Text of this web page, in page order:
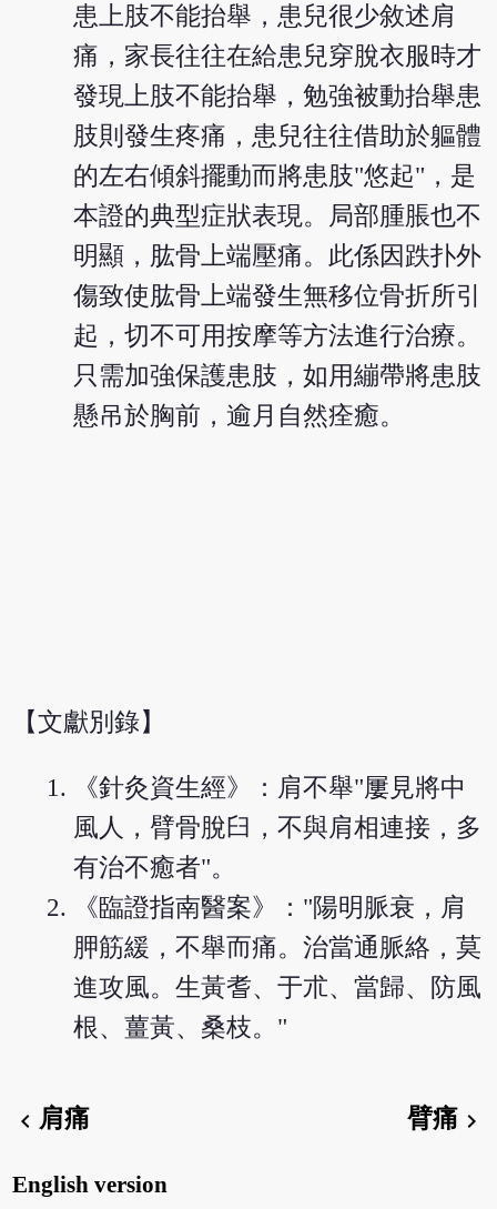
患上肢不能抬舉，患兒很少敘述肩
痛，家長往往在給患兒穿脫衣服時才
發現上肢不能抬舉，勉強被動抬舉患
肢則發生疼痛，患兒往往借助於軀體
的左右傾斜擺動而將患肢"悠起"，是
本證的典型症狀表現。局部腫脹也不
明顯，肱骨上端壓痛。此係因跌扑外
傷致使肱骨上端發生無移位骨折所引
起，切不可用按摩等方法進行治療。
只需加強保護患肢，如用繃帶將患肢
懸吊於胸前，逾月自然痊癒。
【文獻別錄】
《針灸資生經》：肩不舉"屢見將中
風人，臂骨脫臼，不與肩相連接，多
有治不癒者"。
《臨證指南醫案》："陽明脈衰，肩
胛筋緩，不舉而痛。治當通脈絡，莫
進攻風。生黃耆、于朮、當歸、防風
根、薑黃、桑枝。"
chevron_left肩痛 臂痛 chevron_right
English version